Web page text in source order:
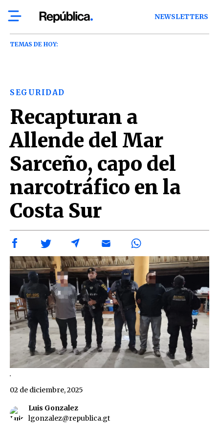
NEWSLETTERS
TEMAS DE HOY:
SEGURIDAD
Recapturan a
Allende del Mar
Sarceño, capo del
narcotráfico en la
Costa Sur
.
Luis Gonzalez
lgonzalez@republica.gt
02 de diciembre, 2025